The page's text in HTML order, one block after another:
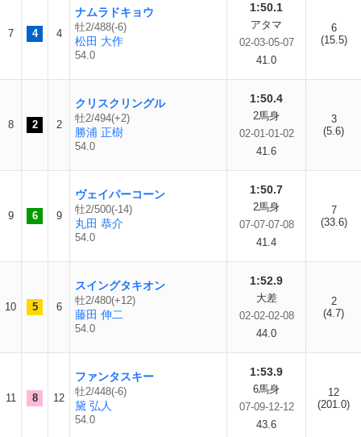
7 4 4
ナムラドキョウ
牡2/488(-6)
松田 大作
54.0
1:50.1
アタマ
02-03-05-07
41.0
6
(15.5)
8 2 2
クリスクリングル
牡2/494(+2)
勝浦 正樹
54.0
1:50.4
2馬身
02-01-01-02
41.6
3
(5.6)
9 6 9
ヴェイパーコーン
牡2/500(-14)
丸田 恭介
54.0
1:50.7
2馬身
07-07-07-08
41.4
7
(33.6)
10 5 6
スイングタキオン
牡2/480(+12)
藤田 伸二
54.0
1:52.9
大差
02-02-02-08
44.0
2
(4.7)
11 8 12
ファンタスキー
牡2/448(-6)
黛 弘人
54.0
1:53.9
6馬身
07-09-12-12
43.6
12
(201.0)